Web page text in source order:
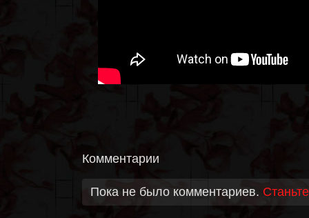
Комментарии
Пока не было комментариев.